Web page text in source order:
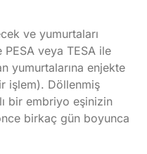
ve yumurtaları
veya TESA ile
yumurtalarına enjekte
işlem). Döllenmiş
bir embriyo eşinizin
birkaç gün boyunca